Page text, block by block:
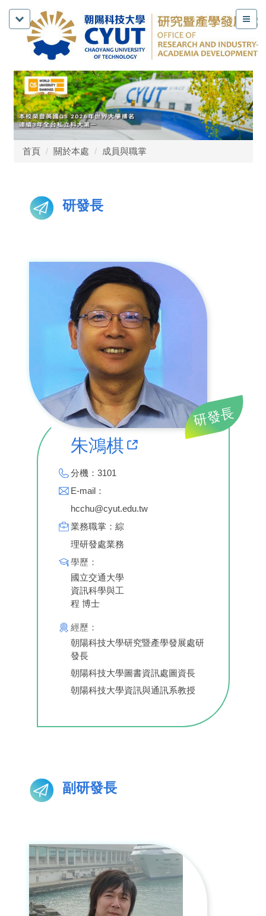
首頁 關於本處 成員與職掌
研發長
研發長
朱鴻棋
分機：3101
E-mail：
hcchu@cyut.edu.tw
業務職掌：綜
理研發處業務
學歷：
國立交通大學
資訊科學與工
程 博士
經歷：
朝陽科技大學研究暨產學發展處研
發長
朝陽科技大學圖書資訊處圖資長
朝陽科技大學資訊與通訊系教授
副研發長